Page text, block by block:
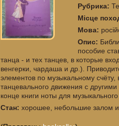
Рубрика:
Місце
Мова:
Опис:
пособие
танца - и тех танцев, в которые
венгерки, чардаша и др.).
элементов по музыкальному
танцевального движения с
конце книги ноты для
Стан:хорошее, небольшие залом и